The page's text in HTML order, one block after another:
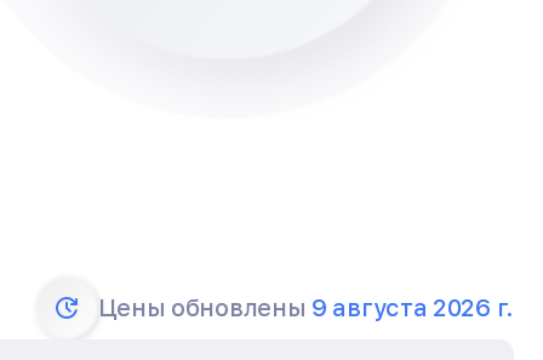
Цены обновлены 9 августа 2026 г.